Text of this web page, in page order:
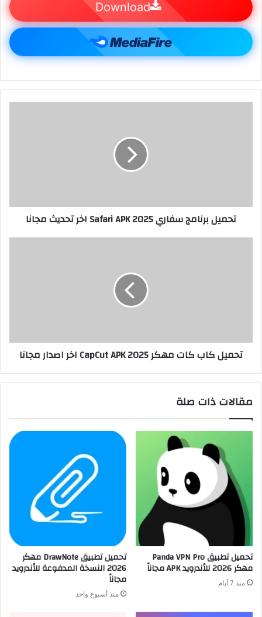
Download
تحميل برنامج سفاري Safari APK 2025 اخر تحديث مجانا
تحميل كاب كات مهكر 2025 CapCut APK اخر اصدار مجانا
مقالات ذات صلة
تحميل تطبيق Panda VPN Pro
مهكر 2026 للأندرويد APK مجاناً
منذ 7 أيام
تحميل تطبيق DrawNote مهكر
2026 النسخة المدفوعة للأندرويد
مجاناً
منذ أسبوع واحد